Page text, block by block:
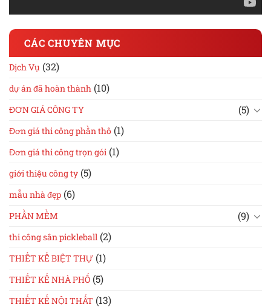
CÁC CHUYÊN MỤC
Dịch Vụ (32)
dự án đã hoàn thành (10)
ĐƠN GIÁ CÔNG TY (5)
Đơn giá thi công phần thô (1)
Đơn giá thi công trọn gói (1)
giới thiệu công ty (5)
mẫu nhà đẹp (6)
PHẦN MỀM (9)
thi công sân pickleball (2)
THIẾT KẾ BIỆT THỰ (1)
THIẾT KẾ NHÀ PHỐ (5)
THIẾT KẾ NỘI THẤT (13)